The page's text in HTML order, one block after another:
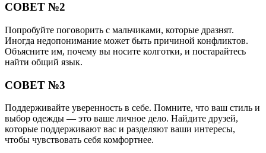
СОВЕТ №2
Попробуйте поговорить с мальчиками, которые дразнят.
Иногда недопонимание может быть причиной конфликтов.
Объясните им, почему вы носите колготки, и постарайтесь
найти общий язык.
СОВЕТ №3
Поддерживайте уверенность в себе. Помните, что ваш стиль и
выбор одежды — это ваше личное дело. Найдите друзей,
которые поддерживают вас и разделяют ваши интересы,
чтобы чувствовать себя комфортнее.